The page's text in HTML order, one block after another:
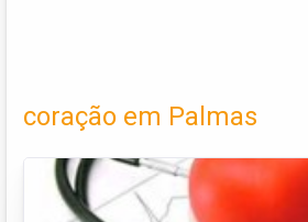
coração em Palmas